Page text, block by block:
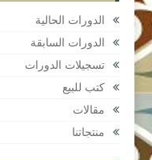
الدورات الحالية
الدورات السابقة
تسجيلات الدورات
كتب للبيع
مقالات
منتجاتنا